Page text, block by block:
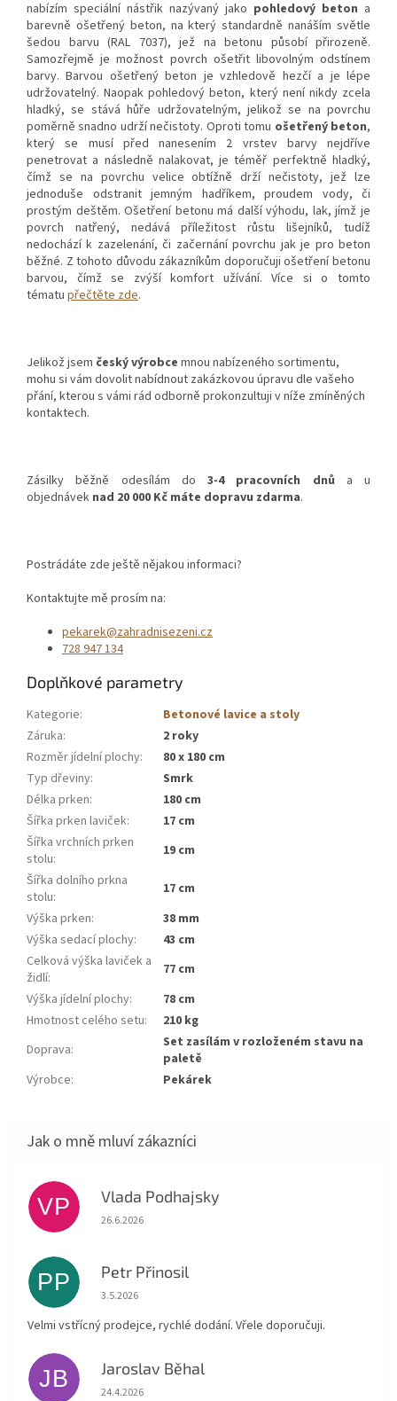
nabízím speciální nástřik nazývaný jako pohledový beton a
barevně ošetřený beton, na který standardně nanáším světle
šedou barvu (RAL 7037), jež na betonu působí přirozeně.
Samozřejmě je možnost povrch ošetřit libovolným odstínem
barvy. Barvou ošetřený beton je vzhledově hezčí a je lépe
udržovatelný. Naopak pohledový beton, který není nikdy zcela
hladký, se stává hůře udržovatelným, jelikož se na povrchu
poměrně snadno udrží nečistoty. Oproti tomu ošetřený beton,
který se musí před nanesením 2 vrstev barvy nejdříve
penetrovat a následně nalakovat, je téměř perfektně hladký,
čímž se na povrchu velice obtížně drží nečistoty, jež lze
jednoduše odstranit jemným hadříkem, proudem vody, či
prostým deštěm. Ošetření betonu má další výhodu, lak, jímž je
povrch natřený, nedává příležitost růstu lišejníků, tudíž
nedochází k zazelenání, či začernání povrchu jak je pro beton
běžné. Z tohoto důvodu zákazníkům doporučuji ošetření betonu
barvou, čímž se zvýší komfort užívání. Více si o tomto
tématu přečtěte zde.
Jelikož jsem český výrobce mnou nabízeného sortimentu,
mohu si vám dovolit nabídnout zakázkovou úpravu dle vašeho
přání, kterou s vámi rád odborně prokonzultuji v níže zmíněných
kontaktech.
Zásilky běžně odesílám do 3-4 pracovních dnů
a u
objednávek nad 20 000 Kč máte dopravu zdarma.
Postrádáte zde ještě nějakou informaci?
Kontaktujte mě prosím na:
pekarek@zahradnisezeni.cz
728 947 134
Doplňkové parametry
Kategorie:
Betonové lavice a stoly
Záruka:
2 roky
Rozměr jídelní plochy:
80 x 180 cm
Typ dřeviny:
Smrk
Délka prken:
180 cm
Šířka prken laviček:
17 cm
Šířka vrchních prken
stolu:
19 cm
Šířka dolního prkna
stolu:
17 cm
Výška prken:
38 mm
Výška sedací plochy:
43 cm
Celková výška laviček a
židlí:
77 cm
Výška jídelní plochy:
78 cm
Hmotnost celého setu:
210 kg
Doprava:
Set zasílám v rozloženém stavu na
paletě
Výrobce: Pekárek
VP Vlada Podhajsky
Hodnocení obchodu je 5 z 5 hvězdiček.
26.6.2026
PP Petr Přinosil
Hodnocení obchodu je 5 z 5 hvězdiček.
3.5.2026
Velmi vstřícný prodejce, rychlé dodání. Vřele doporučuji.
JB Jaroslav Běhal
Hodnocení obchodu je 5 z 5 hvězdiček.
24.4.2026